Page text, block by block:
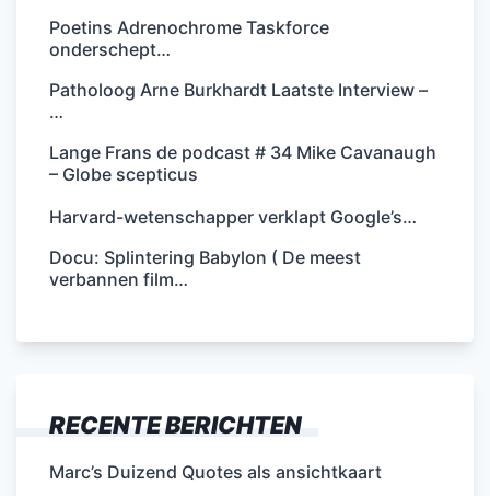
Poetins Adrenochrome Taskforce
onderschept…
Patholoog Arne Burkhardt Laatste Interview –
…
Lange Frans de podcast # 34 Mike Cavanaugh
– Globe scepticus
Harvard-wetenschapper verklapt Google’s…
Docu: Splintering Babylon ( De meest
verbannen film…
RECENTE BERICHTEN
Marc’s Duizend Quotes als ansichtkaart